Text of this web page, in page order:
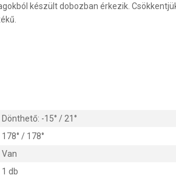
készült dobozban érkezik.
Dönthető: -15° / 21°
178° / 178°
Van
1 db